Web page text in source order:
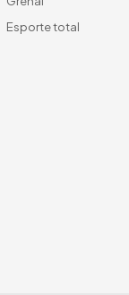
Esporte total